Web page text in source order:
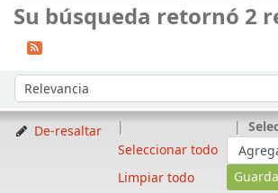
Su búsqueda retornó 2
Ordenar por:
De-resaltar
Seleccionar todo
Limpiar todo